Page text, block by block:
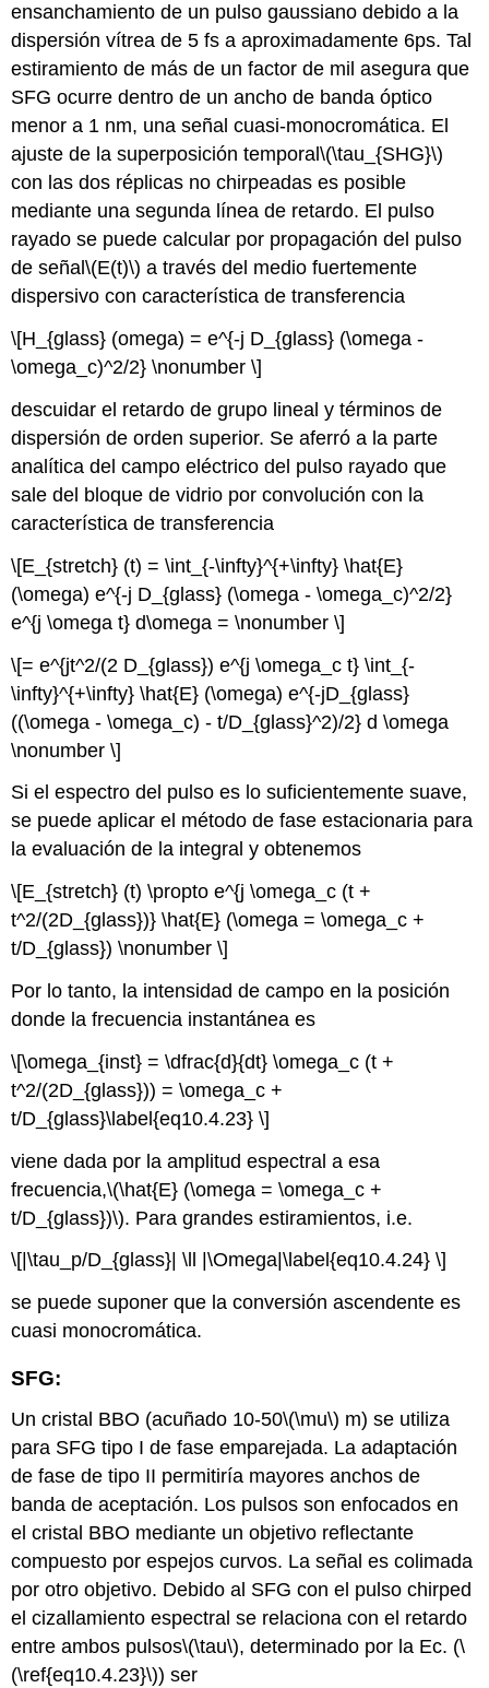
ensanchamiento de un pulso gaussiano debido a la
dispersión vítrea de 5 fs a aproximadamente 6ps. Tal
estiramiento de más de un factor de mil asegura que
SFG ocurre dentro de un ancho de banda óptico
menor a 1 nm, una señal cuasi-monocromática. El
ajuste de la superposición temporal\(\tau_{SHG}\)
con las dos réplicas no chirpeadas es posible
mediante una segunda línea de retardo. El pulso
rayado se puede calcular por propagación del pulso
de señal\(E(t)\) a través del medio fuertemente
dispersivo con característica de transferencia
\[H_{glass} (omega) = e^{-j D_{glass} (\omega -
\omega_c)^2/2} \nonumber \]
descuidar el retardo de grupo lineal y términos de
dispersión de orden superior. Se aferró a la parte
analítica del campo eléctrico del pulso rayado que
sale del bloque de vidrio por convolución con la
característica de transferencia
\[E_{stretch} (t) = \int_{-\infty}^{+\infty} \hat{E}
(\omega) e^{-j D_{glass} (\omega - \omega_c)^2/2}
e^{j \omega t} d\omega = \nonumber \]
\[= e^{jt^2/(2 D_{glass}) e^{j \omega_c t} \int_{-
\infty}^{+\infty} \hat{E} (\omega) e^{-jD_{glass}
((\omega - \omega_c) - t/D_{glass}^2)/2} d \omega
\nonumber \]
Si el espectro del pulso es lo suficientemente suave,
se puede aplicar el método de fase estacionaria para
la evaluación de la integral y obtenemos
\[E_{stretch} (t) \propto e^{j \omega_c (t +
t^2/(2D_{glass})} \hat{E} (\omega = \omega_c +
t/D_{glass}) \nonumber \]
Por lo tanto, la intensidad de campo en la posición
donde la frecuencia instantánea es
\[\omega_{inst} = \dfrac{d}{dt} \omega_c (t +
t^2/(2D_{glass})) = \omega_c +
t/D_{glass}\label{eq10.4.23} \]
viene dada por la amplitud espectral a esa
frecuencia,\(\hat{E} (\omega = \omega_c +
t/D_{glass})\). Para grandes estiramientos, i.e.
\[|\tau_p/D_{glass}| \ll |\Omega|\label{eq10.4.24} \]
se puede suponer que la conversión ascendente es
cuasi monocromática.
SFG:
Un cristal BBO (acuñado 10-50\(\mu\) m) se utiliza
para SFG tipo I de fase emparejada. La adaptación
de fase de tipo II permitiría mayores anchos de
banda de aceptación. Los pulsos son enfocados en
el cristal BBO mediante un objetivo reflectante
compuesto por espejos curvos. La señal es colimada
por otro objetivo. Debido al SFG con el pulso chirped
el cizallamiento espectral se relaciona con el retardo
entre ambos pulsos\(\tau\), determinado por la Ec. (\
(\ref{eq10.4.23}\)) ser